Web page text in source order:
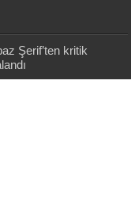
Şerif’ten kritik